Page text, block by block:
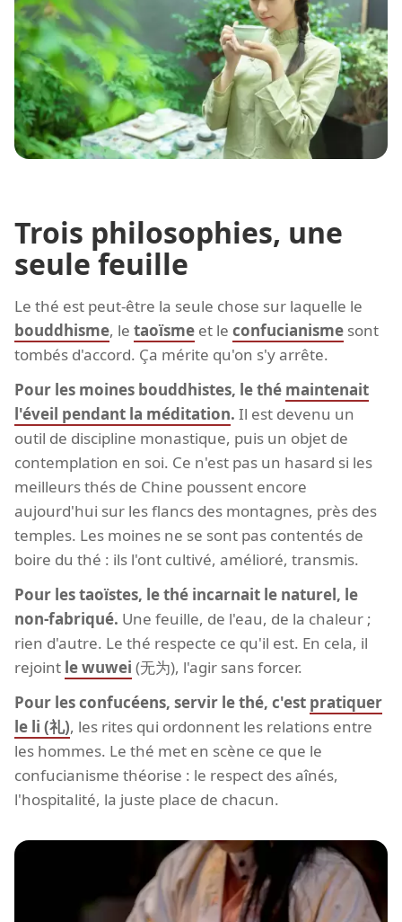
Trois philosophies, une
seule feuille
Le thé est peut-être la seule chose sur laquelle le
bouddhisme, le taoïsme et le confucianisme sont
tombés d'accord. Ça mérite qu'on s'y arrête.
Pour les moines bouddhistes, le thé maintenait
l'éveil pendant la méditation. Il est devenu un
outil de discipline monastique, puis un objet de
contemplation en soi. Ce n'est pas un hasard si les
meilleurs thés de Chine poussent encore
aujourd'hui sur les flancs des montagnes, près des
temples. Les moines ne se sont pas contentés de
boire du thé : ils l'ont cultivé, amélioré, transmis.
Pour les taoïstes, le thé incarnait le naturel, le
non-fabriqué. Une feuille, de l'eau, de la chaleur ;
rien d'autre. Le thé respecte ce qu'il est. En cela, il
rejoint le wuwei (无为), l'agir sans forcer.
Pour les confucéens, servir le thé, c'est pratiquer
le li (礼), les rites qui ordonnent les relations entre
les hommes. Le thé met en scène ce que le
confucianisme théorise : le respect des aînés,
l'hospitalité, la juste place de chacun.